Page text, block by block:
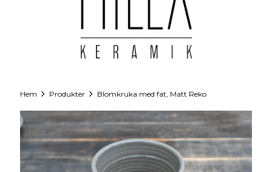
Hem Produkter Blomkruka med fat, Matt Reko